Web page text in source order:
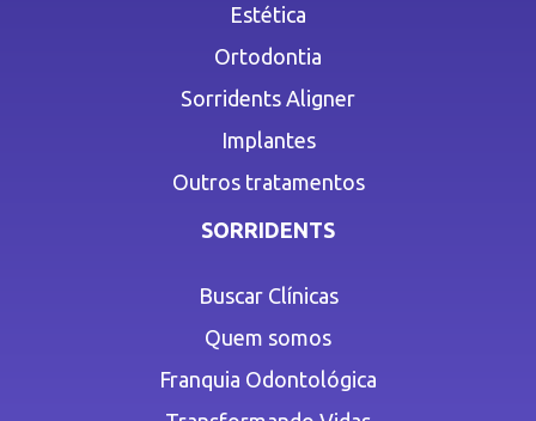
Estética
Ortodontia
Sorridents Aligner
Implantes
Outros tratamentos
SORRIDENTS
Buscar Clínicas
Quem somos
Franquia Odontológica